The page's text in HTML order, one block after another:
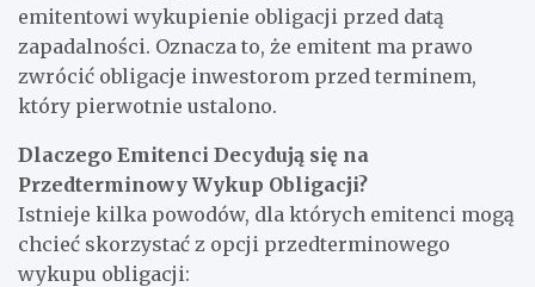
emitentowi wykupienie obligacji przed datą
zapadalności. Oznacza to, że emitent ma prawo
zwrócić obligacje inwestorom przed terminem,
który pierwotnie ustalono.
Dlaczego Emitenci Decydują się na
Przedterminowy Wykup Obligacji?
Istnieje kilka powodów, dla których emitenci mogą
chcieć skorzystać z opcji przedterminowego
wykupu obligacji: